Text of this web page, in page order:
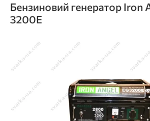
Бензиновий генератор Iron
3200E